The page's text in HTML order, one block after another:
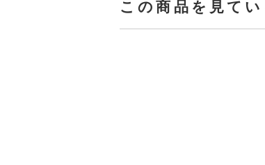
この商品を見て